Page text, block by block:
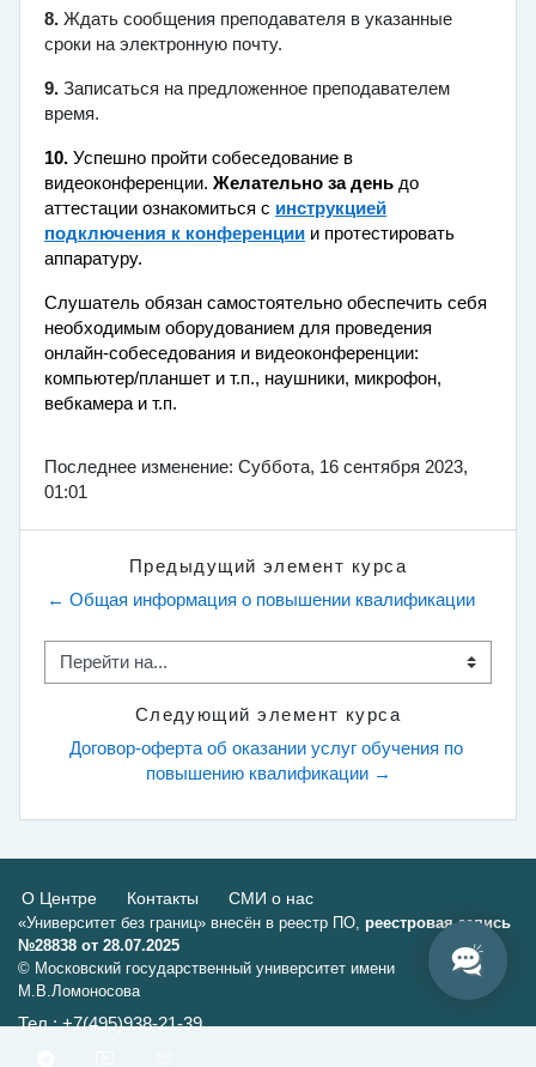
8. Ждать сообщения преподавателя в указанные
сроки на электронную почту.
9. Записаться на предложенное преподавателем
время.
10. Успешно пройти собеседование в
видеоконференции. Желательно за день до
аттестации ознакомиться с инструкцией
подключения к конференции и протестировать
аппаратуру.
Слушатель обязан самостоятельно обеспечить себя
необходимым оборудованием для проведения
онлайн-собеседования и видеоконференции:
компьютер/планшет и т.п., наушники, микрофон,
вебкамера и т.п.
Последнее изменение: Суббота, 16 сентября 2023,
01:01
Предыдущий элемент курса
← Общая информация о повышении квалификации
Перейти на...
Следующий элемент курса
Договор-оферта об оказании услуг обучения по
повышению квалификации →
О Центре Контакты СМИ о нас
«Университет без границ» внесён в реестр ПО, реестровая запись
№28838 от 28.07.2025
© Московский государственный университет имени
М.В.Ломоносова
Тел.: +7(495)938-21-39